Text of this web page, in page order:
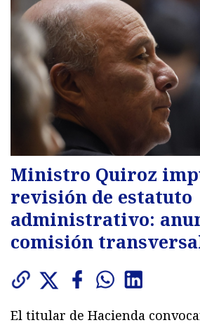
Ministro Quiroz
revisión de estatuto
administrativo:
comisión
El titular de Hacienda